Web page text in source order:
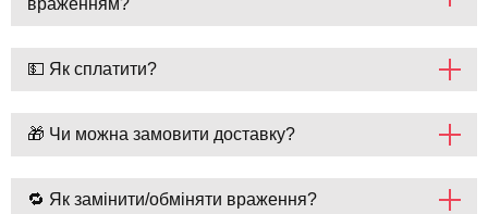
враженням?
💵 Як сплатити?
🎁 Чи можна замовити доставку?
🔁 Як замінити/обміняти враження?